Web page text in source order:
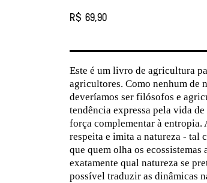
R$ 69,90
Este é um livro de agricultura
agricultores. Como nenhum de
deveríamos ser filósofos e
tendência expressa pela vida
força complementar à
respeita e imita a natureza - tal
que quem olha os
exatamente qual natureza se
possível traduzir as dinâmicas